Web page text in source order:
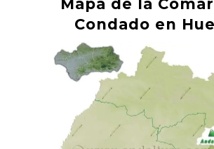
Mapa de la
Condado en